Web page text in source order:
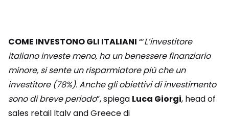
COME INVESTONO GLI ITALIANI “‘L’investitore
italiano investe meno, ha un benessere finanziario
minore, si sente un risparmiatore più che un
investitore (78%). Anche gli obiettivi di investimento
sono di breve periodo”, spiega Luca Giorgi, head of
sales retail Italy and Greece di